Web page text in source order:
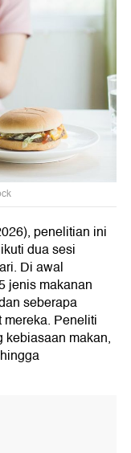
penelitian ini
dua sesi
Di awal
jenis makanan
seberapa
Peneliti
kebiasaan makan,